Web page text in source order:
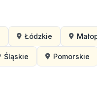
Łódzkie
Śląskie Pomorskie